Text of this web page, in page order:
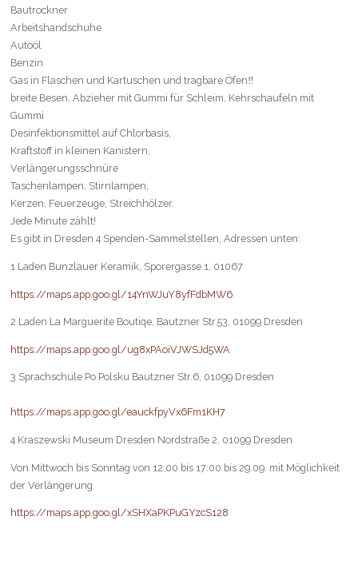
Bautrockner
Arbeitshandschuhe
Autoöl
Benzin
Gas in Flaschen und Kartuschen und tragbare Öfen‼️
breite Besen, Abzieher mit Gummi für Schleim, Kehrschaufeln mit
Gummi
Desinfektionsmittel auf Chlorbasis,
Kraftstoff in kleinen Kanistern,
Verlängerungsschnüre
Taschenlampen, Stirnlampen,
Kerzen, Feuerzeuge, Streichhölzer.
Jede Minute zählt!
Es gibt in Dresden 4 Spenden-Sammelstellen, Adressen unten:
1 Laden Bunzlauer Keramik, Sporergasse 1, 01067
https://maps.app.goo.gl/14YnWJuY8yfFdbMW6
2 Laden La Marguerite Boutiqe, Bautzner Str.53, 01099 Dresden
https://maps.app.goo. gl/ug8xPAoiVJWSJd5WA
3 Sprachschule Po Polsku Bautzner Str.6, 01099 Dresden
https://maps.app.goo.gl/eauckfpyVx6Fm1KH7
4 Kraszewski Museum Dresden Nordstraße 2, 01099 Dresden
Von Mittwoch bis Sonntag von 12:00 bis 17:00 bis 29.09. mit Möglichkeit
der Verlängerung
https://maps.app.goo.gl/xSHXaPKPuGYzcS128